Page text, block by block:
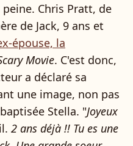
Chris Pratt, de
de Jack, 9 ans et
épouse, la
Movie. C'est donc,
a déclaré sa
une image, non pas
Stella. "Joyeux
2 ans déjà !! Tu es une